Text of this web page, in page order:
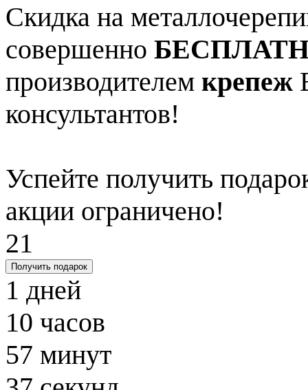
Скидка на
совершенно
производителем крепеж
консультантов!
Успейте получить
акции ограничено!
21
Получить подарок
1 дней
10 часов
57 минут